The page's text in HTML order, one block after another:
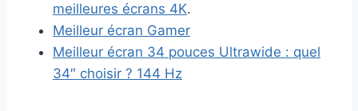
meilleures écrans 4K.
Meilleur écran Gamer
Meilleur écran 34 pouces Ultrawide : quel
34″ choisir ? 144 Hz